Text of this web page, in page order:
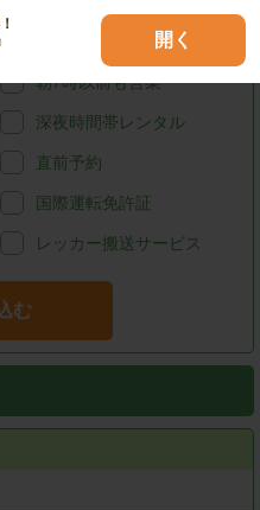
開く
ウィークリーレンタル
朝7時以前も営業
深夜時間帯レンタル
直前予約
国際運転免許証
レッカー搬送サービス
む